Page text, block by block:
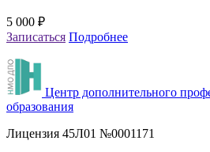
5 000 ₽
Записаться Подробнее
Центр дополнительного
образования
Лицензия 45Л01 №0001171